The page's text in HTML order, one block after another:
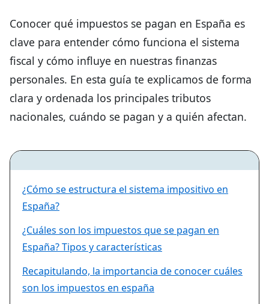
Conocer qué impuestos se pagan en España es
clave para entender cómo funciona el sistema
fiscal y cómo influye en nuestras finanzas
personales. En esta guía te explicamos de forma
clara y ordenada los principales tributos
nacionales, cuándo se pagan y a quién afectan.
¿Cómo se estructura el sistema impositivo en
España?
¿Cuáles son los impuestos que se pagan en
España? Tipos y características
Recapitulando, la importancia de conocer cuáles
son los impuestos en españa